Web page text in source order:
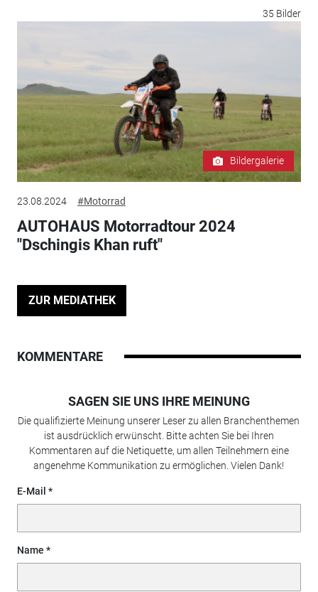
35 Bilder
Bildergalerie
23.08.2024 #Motorrad
AUTOHAUS Motorradtour 2024
"Dschingis Khan ruft"
ZUR MEDIATHEK
KOMMENTARE
SAGEN SIE UNS IHRE MEINUNG
Die qualifizierte Meinung unserer Leser zu allen Branchenthemen
ist ausdrücklich erwünscht. Bitte achten Sie bei Ihren
Kommentaren auf die Netiquette, um allen Teilnehmern eine
angenehme Kommunikation zu ermöglichen. Vielen Dank!
E-Mail
Name